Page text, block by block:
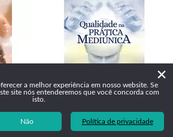
DeR$ 50,00
PorR$ 42,50
×
a melhor experiência em nosso website. Se
site nós entenderemos que você concorda com
isto.
Não Política de privacidade